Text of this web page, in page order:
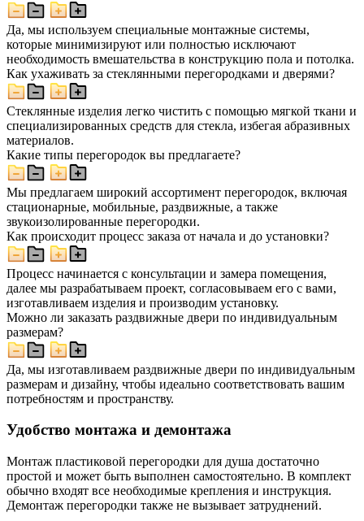
Да, мы используем специальные монтажные системы,
которые минимизируют или полностью исключают
необходимость вмешательства в конструкцию пола и потолка.
Как ухаживать за стеклянными перегородками и дверями?
Стеклянные изделия легко чистить с помощью мягкой ткани и
специализированных средств для стекла, избегая абразивных
материалов.
Какие типы перегородок вы предлагаете?
Мы предлагаем широкий ассортимент перегородок, включая
стационарные, мобильные, раздвижные, а также
звукоизолированные перегородки.
Как происходит процесс заказа от начала и до установки?
Процесс начинается с консультации и замера помещения,
далее мы разрабатываем проект, согласовываем его с вами,
изготавливаем изделия и производим установку.
Можно ли заказать раздвижные двери по индивидуальным
размерам?
Да, мы изготавливаем раздвижные двери по индивидуальным
размерам и дизайну, чтобы идеально соответствовать вашим
потребностям и пространству.
Удобство монтажа и демонтажа
Монтаж пластиковой перегородки для душа достаточно
простой и может быть выполнен самостоятельно. В комплект
обычно входят все необходимые крепления и инструкция.
Демонтаж перегородки также не вызывает затруднений.